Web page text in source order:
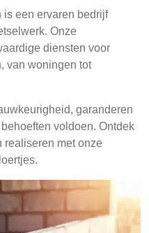
is een ervaren bedrijf
Onze
diensten voor
van woningen tot
garanderen
voldoen. Ontdek
realiseren met onze